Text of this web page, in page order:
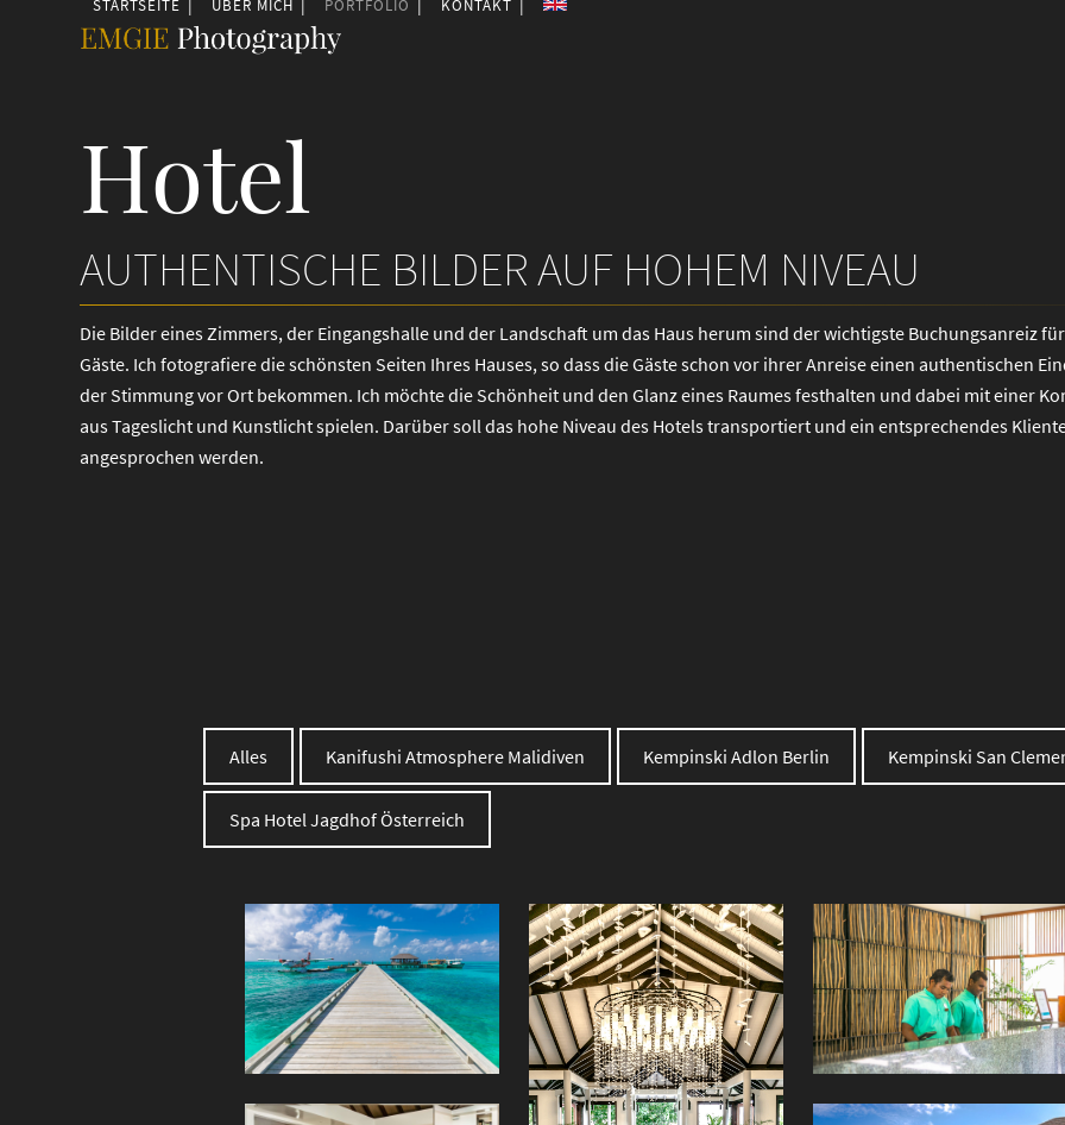
STARTSEITE ÜBER MICH PORTFOLIO KONTAKT
Hotel
AUTHENTISCHE BILDER AUF HOHEM NIVEAU
Die Bilder eines Zimmers, der Eingangshalle und der Landschaft um das Haus herum sind der wichtigste Buchungsanreiz
Gäste. Ich fotografiere die schönsten Seiten Ihres Hauses, so dass die Gäste schon vor ihrer Anreise einen authentischen
der Stimmung vor Ort bekommen. Ich möchte die Schönheit und den Glanz eines Raumes festhalten und dabei mit einer
aus Tageslicht und Kunstlicht spielen. Darüber soll das hohe Niveau des Hotels transportiert und ein entsprechendes
angesprochen werden.
Alles Kanifushi Atmosphere Malidiven Kempinski Adlon Berlin Kempinski San
Spa Hotel Jagdhof Österreich